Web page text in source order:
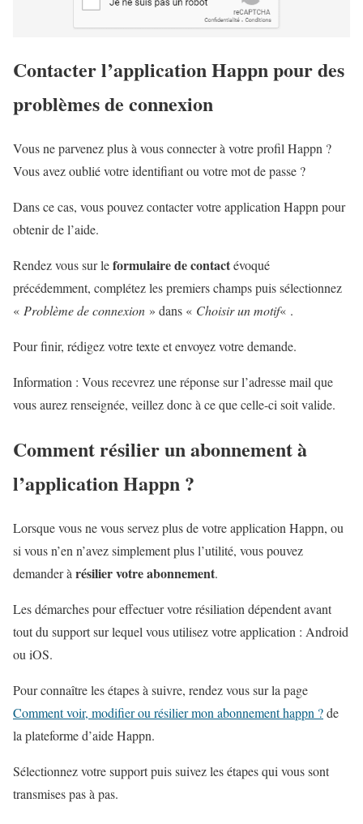
Contacter l’application Happn pour des
problèmes de connexion
Vous ne parvenez plus à vous connecter à votre profil Happn ?
Vous avez oublié votre identifiant ou votre mot de passe ?
Dans ce cas, vous pouvez contacter votre application Happn pour
obtenir de l’aide.
Rendez vous sur leformulaire de contactévoqué
précédemment, complétez les premiers champs puis sélectionnez
« Problème de connexion » dans « Choisir un motif« .
Pour finir, rédigez votre texte et envoyez votre demande.
Information : Vous recevrez une réponse sur l’adresse mail que
vous aurez renseignée, veillez donc à ce que celle-ci soit valide.
Comment résilier un abonnement à
l’application Happn ?
Lorsque vous ne vous servez plus de votre application Happn, ou
si vous n’en n’avez simplement plus l’utilité, vous pouvez
demander à résilier votre abonnement.
Les démarches pour effectuer votre résiliation dépendent avant
tout du support sur lequel vous utilisez votre application : Android
ou iOS.
Pour connaître les étapes à suivre, rendez vous sur la page
Comment voir, modifier ou résilier mon abonnement happn ?de
la plateforme d’aide Happn.
Sélectionnez votre support puis suivez les étapes qui vous sont
transmises pas à pas.